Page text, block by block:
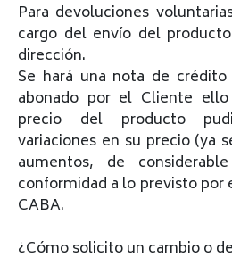
Para devoluciones
cargo del envío del
dirección.
Se hará una nota de
abonado por el Cliente
precio del producto
variaciones en su precio (ya
aumentos, de
conformidad a lo previsto por
CABA.
¿Cómo solicito un cambio o